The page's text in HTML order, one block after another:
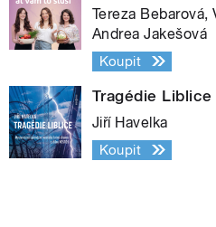
Tereza Bebarová,
Andrea Jakešová
Koupit
Tragédie Liblice
Jiří Havelka
Koupit